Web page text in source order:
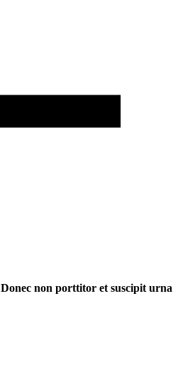
Donec non porttitor et suscipit urna